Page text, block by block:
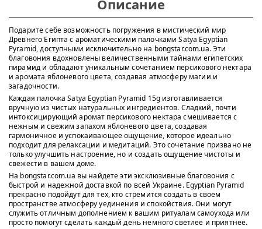
Описание
Подарите себе возможность погружения в мистический мир
Древнего Египта с ароматическими палочками Satya Egyptian
Pyramid, доступными исключительно на bongstar.com.ua. Эти
благовония вдохновлены величественными тайнами египетских
пирамид и обладают уникальным сочетанием персикового нектара
и аромата яблоневого цвета, создавая атмосферу магии и
загадочности.
Каждая палочка Satya Egyptian Pyramid 15g изготавливается
вручную из чистых натуральных ингредиентов. Сладкий, почти
интоксицирующий аромат персикового нектара смешивается с
нежным и свежим запахом яблоневого цвета, создавая
гармоничное и успокаивающее ощущение, которое идеально
подходит для релаксации и медитаций. Это сочетание призвано не
только улучшить настроение, но и создать ощущение чистоты и
свежести в вашем доме.
На bongstar.com.ua вы найдете эти эксклюзивные благовония с
быстрой и надежной доставкой по всей Украине. Egyptian Pyramid
прекрасно подойдут для тех, кто стремится создать в своем
пространстве атмосферу уединения и спокойствия. Они могут
служить отличным дополнением к вашим ритуалам самоухода или
просто помогут сделать каждый день немного светлее и приятнее.